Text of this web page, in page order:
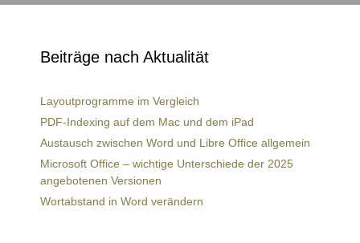
Beiträge nach Aktualität
Layoutprogramme im Vergleich
PDF-Indexing auf dem Mac und dem iPad
Austausch zwischen Word und Libre Office allgemein
Microsoft Office – wichtige Unterschiede der 2025
angebotenen Versionen
Wortabstand in Word verändern